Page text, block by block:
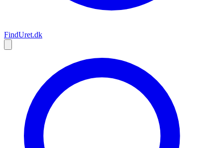
FindUret.dk